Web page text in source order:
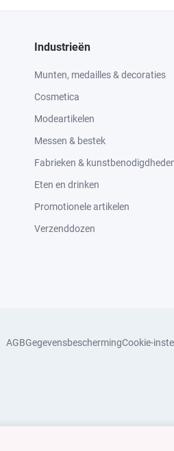
Industrieën
Munten, medailles & decoraties
Cosmetica
Modeartikelen
Messen & bestek
Fabrieken &
Eten en drinken
Promotionele artikelen
Verzenddozen
AGBGegevensbeschermingCookie-